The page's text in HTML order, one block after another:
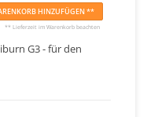
HINZUFÜGEN **
** Lieferzeit im Warenkorb beachten
G3 - für den